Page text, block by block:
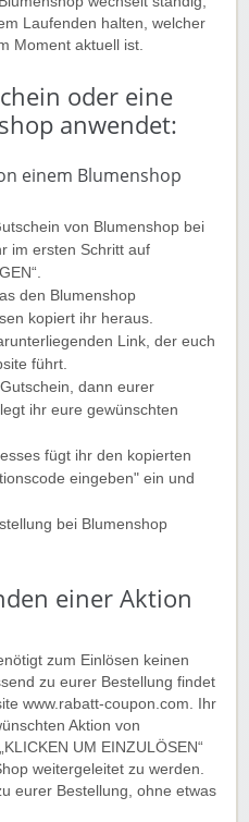
Laufenden halten, welcher
Moment aktuell ist.
oder eine
anwendet:
einem Blumenshop
von Blumenshop bei
im ersten Schritt auf
den Blumenshop
kopiert ihr heraus.
Link, der euch
führt.
dann eurer
ihr eure gewünschten
fügt ihr den kopierten
eingeben" ein und
bei Blumenshop
einer Aktion
zum Einlösen keinen
zu eurer Bestellung findet
www.rabatt-coupon.com. Ihr
Aktion von
UM EINZULÖSEN“
weitergeleitet zu werden.
eurer Bestellung, ohne etwas